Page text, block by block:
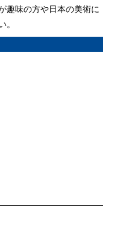
趣味の方や日本の美術に
。